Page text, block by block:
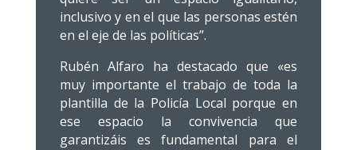
inclusivo y en el que las personas estén
en el eje de las políticas”.
Rubén Alfaro ha destacado que «es
muy importante el trabajo de toda la
plantilla de la Policía Local porque en
ese espacio la convivencia que
garantizáis es fundamental para el